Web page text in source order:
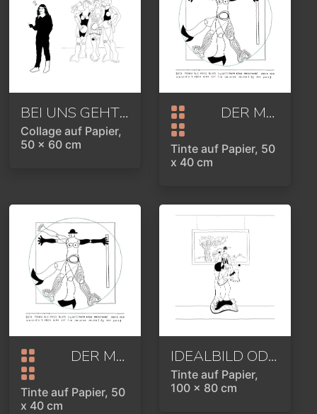
BEI UNS GEHT ANALOG DIE POST AB
Collage auf Papier,
50 x 60 cm
DER MANN ALS MASS ALLER DINGE
Tinte auf Papier, 50
x 40 cm
DER MANN ALS MASS ALLER DINGE
Tinte auf Papier, 50
x 40 cm
IDEALBILD ODER AM BODEN DER REALITÄT
Tinte auf Papier,
100 x 80 cm